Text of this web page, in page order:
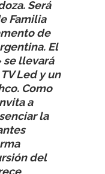
Será
Familia
de
El
se llevará
Led y un
Como
a
la
del